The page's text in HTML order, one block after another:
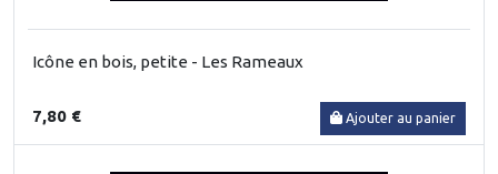
Icône en bois, petite - Les Rameaux
7,80 € Ajouter au panier